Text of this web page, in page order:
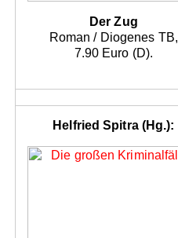
Der Zug
Roman / Diogenes TB,
7.90 Euro (D).
Helfried Spitra (Hg.):